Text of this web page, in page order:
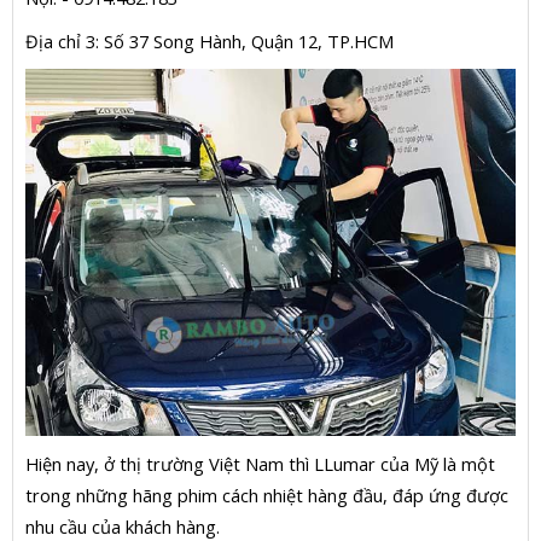
Địa chỉ 3: Số 37 Song Hành, Quận 12, TP.HCM
Hiện nay, ở thị trường Việt Nam thì LLumar của Mỹ là một
trong những hãng phim cách nhiệt hàng đầu, đáp ứng được
nhu cầu của khách hàng.